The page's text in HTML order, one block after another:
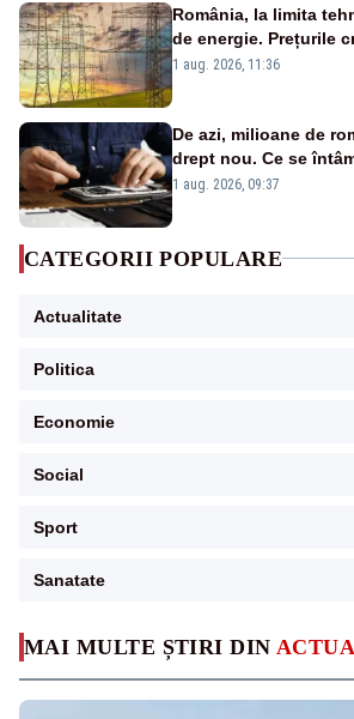
MAI MULTE ȘTIRI DIN
România, la limita
de energie. Prețurile
Analiză Realitatea Plus
1 aug. 2026, 11:36
De azi, milioane de
drept nou. Ce se
un produs
1 aug. 2026, 09:37
CATEGORII POPULARE
Actualitate
Politica
Economie
Social
Sport
Sanatate